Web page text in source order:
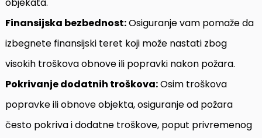
Finansijska bezbednost:Osiguranje vam pomaže da
izbegnete finansijski teret koji može nastati zbog
visokih troškova obnove ili popravki nakon požara.
Pokrivanje dodatnih troškova:Osim troškova
popravke ili obnove objekta, osiguranje od požara
često pokriva i dodatne troškove, poput privremenog